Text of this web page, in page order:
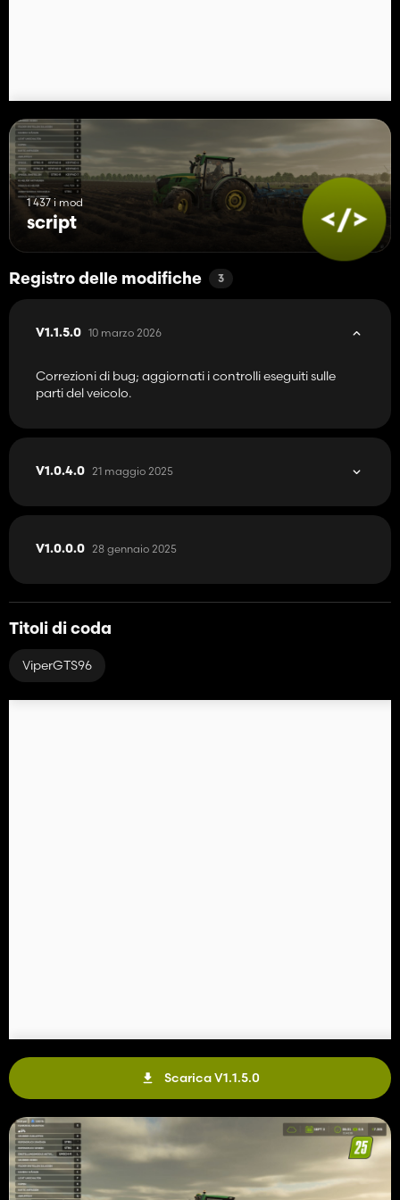
1 437 i mod
script
Registro delle modifiche 3
V1.1.5.0 10 marzo 2026
Correzioni di bug; aggiornati i controlli eseguiti sulle
parti del veicolo.
V1.0.4.0 21 maggio 2025
V1.0.0.0 28 gennaio 2025
Titoli di coda
ViperGTS96
Scarica V1.1.5.0